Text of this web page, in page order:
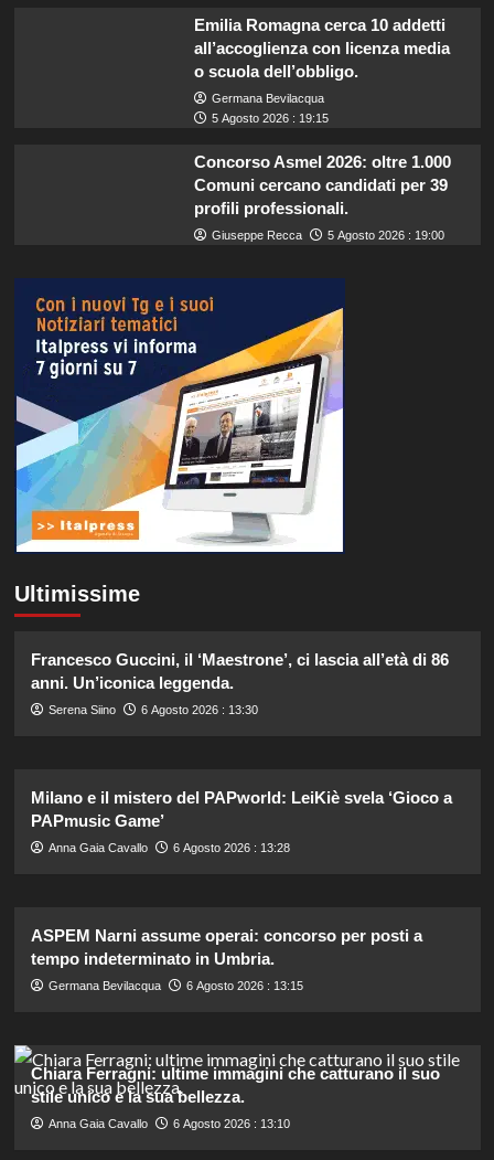
Emilia Romagna cerca 10 addetti
all’accoglienza con licenza media
o scuola dell’obbligo.
Germana Bevilacqua
5 Agosto 2026 : 19:15
Concorso Asmel 2026: oltre 1.000
Comuni cercano candidati per 39
profili professionali.
Giuseppe Recca 5 Agosto 2026 : 19:00
Ultimissime
Francesco Guccini, il ‘Maestrone’, ci lascia all’età di 86
anni. Un’iconica leggenda.
Serena Siino 6 Agosto 2026 : 13:30
Milano e il mistero del PAPworld: LeiKiè svela ‘Gioco a
PAPmusic Game’
Anna Gaia Cavallo 6 Agosto 2026 : 13:28
ASPEM Narni assume operai: concorso per posti a
tempo indeterminato in Umbria.
Germana Bevilacqua 6 Agosto 2026 : 13:15
Chiara Ferragni: ultime immagini che catturano il suo
stile unico e la sua bellezza.
Anna Gaia Cavallo 6 Agosto 2026 : 13:10